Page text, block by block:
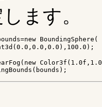
ます。